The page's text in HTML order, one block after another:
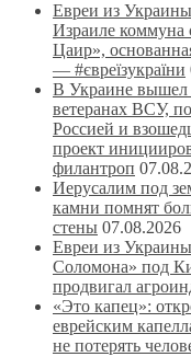
Евреи из
Израиле
Цаир»,
— #євреїзукраїни
В Украине
ветеранах ВСУ,
Россией и
проект
филантроп
Иерусалим под
камни помнят
стены 07.08.2026
Евреи из
Соломона» под
продвигал
«Это капец»:
еврейским
не потерять